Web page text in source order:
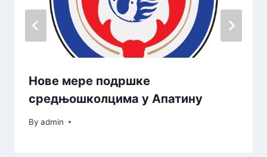
Нове мере подршке
средњошколцима у Апатину
By admin